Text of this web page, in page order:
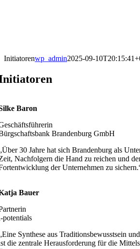
Initiatorenwp_admin2025-09-
Baron
Brandenburg GmbH
30 Jahre hat sich Brandenburg als
Nachfolgern die Hand zu reichen und
der Unternehmen zu
Bauer
potentials
Synthese aus Traditionsbewusstsein
die zentrale Herausforderung für die